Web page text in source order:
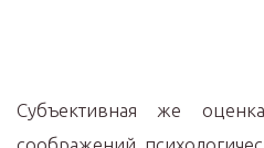
Субъективная же